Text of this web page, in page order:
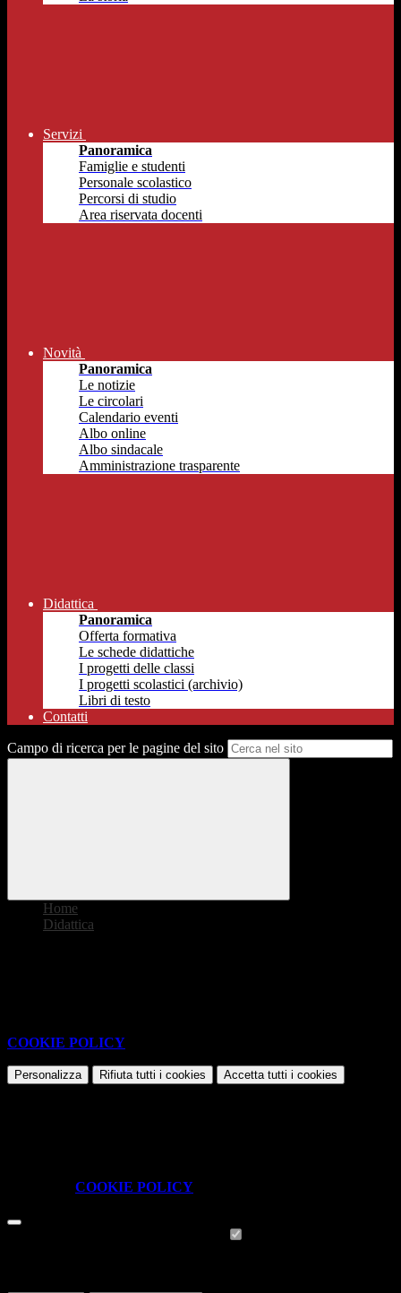
Servizi
Panoramica
Famiglie e studenti
Personale scolastico
Percorsi di studio
Area riservata docenti
Novità
Panoramica
Le notizie
Le circolari
Calendario eventi
Albo online
Albo sindacale
Amministrazione trasparente
Didattica
Panoramica
Offerta formativa
Le schede didattiche
I progetti delle classi
I progetti scolastici (archivio)
Libri di testo
Contatti
Campo di ricerca per le pagine del sito
Home
Didattica
COOKIE POLICY
Personalizza Rifiuta tutti i cookies Accetta tutti i cookies
COOKIE POLICY